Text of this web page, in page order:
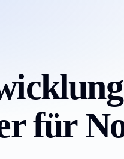
für